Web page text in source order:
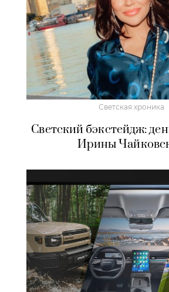
Светская хроника
Светский бэкстейдж:
Ирины